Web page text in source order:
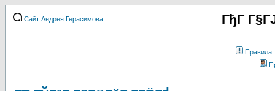
Сайт Андрея Герасимова ГђГ
Правила